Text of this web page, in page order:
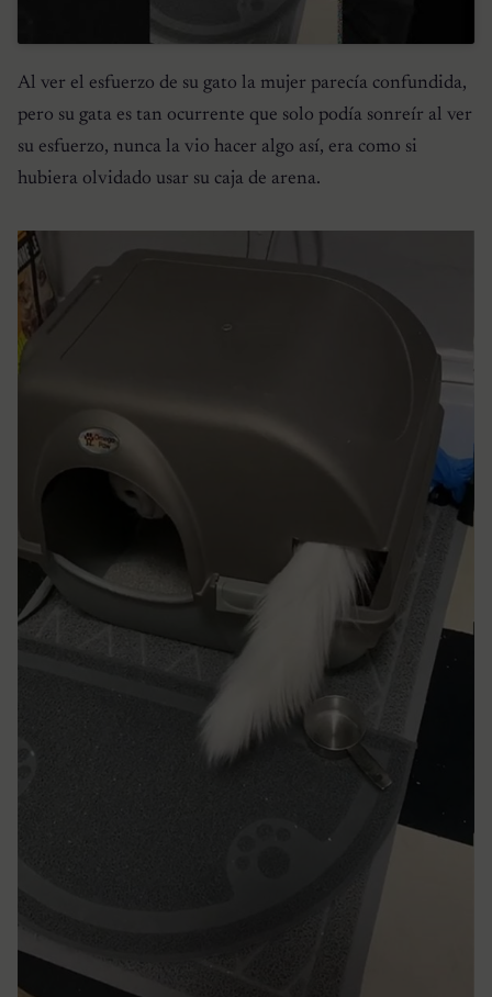
Al ver el esfuerzo de su gato la mujer parecía confundida,
pero su gata es tan ocurrente que solo podía sonreír al ver
su esfuerzo, nunca la vio hacer algo así, era como si
hubiera olvidado usar su caja de arena.